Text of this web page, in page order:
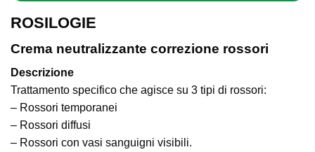
ROSILOGIE
Crema neutralizzante correzione rossori
Descrizione
Trattamento specifico che agisce su 3 tipi di rossori:
– Rossori temporanei
– Rossori diffusi
– Rossori con vasi sanguigni visibili.